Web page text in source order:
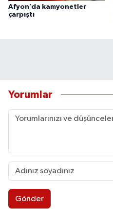
Afyon’da kamyonetler
çarpıştı
Yorumlar
Gönder